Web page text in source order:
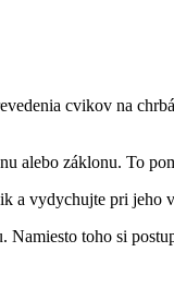
cvikov na
alebo záklonu. To
a vydychujte pri jeho
toho si